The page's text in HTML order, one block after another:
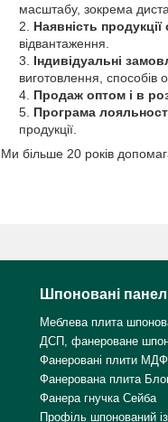
масштабу, зокрема
Наявність продукції
відвантаження.
Індивідуальні
виготовлення, способів
Продаж оптом і в
Програма
продукції.
Ми більше 20 років
Шпоновані
Меблева плита
ДСП, фанероване
Фанеровані плити МДФ
Фанерована плита
Фанера гнучка Сейба
Профіль шпонований